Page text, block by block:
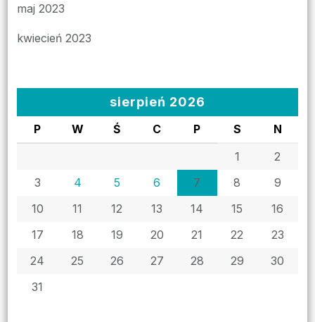
maj 2023
kwiecień 2023
sierpień 2026
P W Ś C P S
N
1
2
3
4 5 6 7 8
9
10
11 12 13 14 15
16
17
18 19 20 21 22
23
24
25 26 27 28 29
30
31